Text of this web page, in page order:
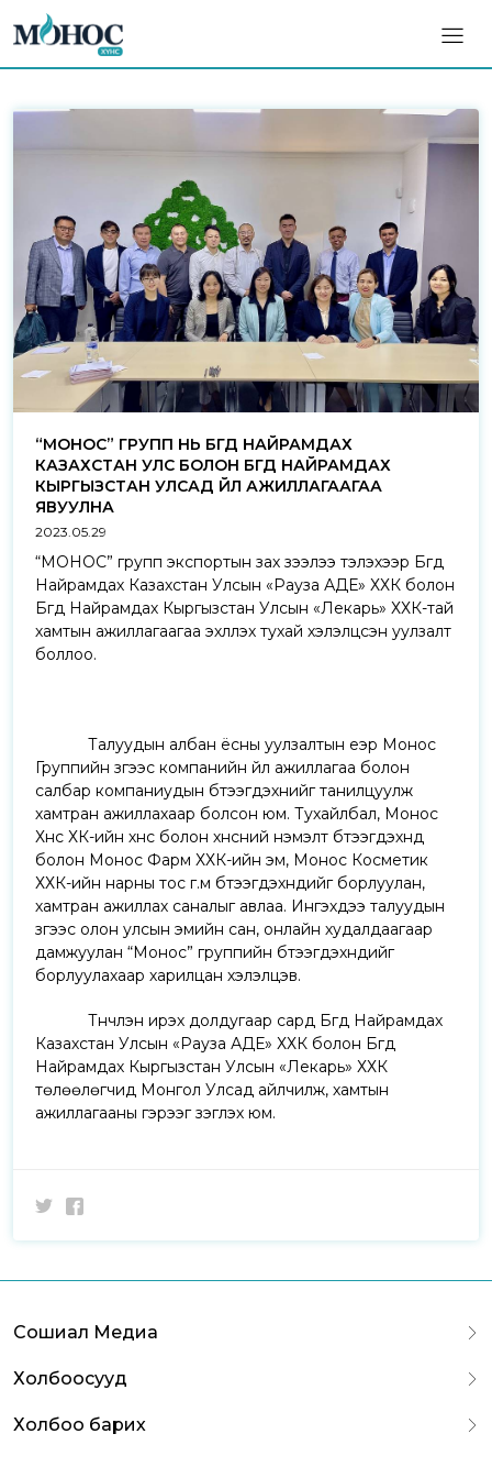
“МОНОС” ГРУПП НЬ БҮГД НАЙРАМДАХ
КАЗАХСТАН УЛС БОЛОН БҮГД НАЙРАМДАХ
КЫРГЫЗСТАН УЛСАД ҮЙЛ АЖИЛЛАГААГАА
ЯВУУЛНА
2023.05.29
“МОНОС” групп экспортын зах зээлээ тэлэхээр Бүгд
Найрамдах Казахстан Улсын «Рауза АДЕ» ХХК болон
Бүгд Найрамдах Кыргызстан Улсын «Лекарь» ХХК-тай
хамтын ажиллагаагаа эхлүүлэх тухай хэлэлцсэн уулзалт
боллоо.
Талуудын албан ёсны уулзалтын үеэр Монос
Группийн зүгээс компанийн үйл ажиллагаа болон
салбар компаниудын бүтээгдэхүүнийг танилцуулж
хамтран ажиллахаар болсон юм. Тухайлбал, Монос
Хүнс ХК-ийн хүнс болон хүнсний нэмэлт бүтээгдэхүүнүүд
болон Монос Фарм ХХК-ийн эм, Монос Косметик
ХХК-ийн нарны тос г.м бүтээгдэхүүнүүдийг борлуулан,
хамтран ажиллах саналыг авлаа. Ингэхдээ талуудын
зүгээс олон улсын эмийн сан, онлайн худалдаагаар
дамжуулан “Монос” группийн бүтээгдэхүүнүүдийг
борлуулахаар харилцан хэлэлцэв.
Түүнчлэн ирэх долдугаар сард Бүгд Найрамдах
Казахстан Улсын «Рауза АДЕ» ХХК болон Бүгд
Найрамдах Кыргызстан Улсын «Лекарь» ХХК
төлөөлөгчид Монгол Улсад айлчилж, хамтын
ажиллагааны гэрээг үзэглэх юм.
Сошиал Медиа
Холбоосууд
Холбоо барих